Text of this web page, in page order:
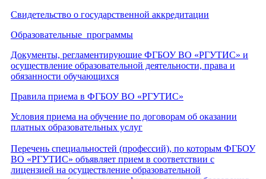
Свидетельство о государственной аккредитации
Образовательные программы
Документы, регламентирующие ФГБОУ ВО «РГУТИС» и
осуществление образовательной деятельности, права и
обязанности обучающихся
Правила приема в ФГБОУ ВО «РГУТИС»
Условия приема на обучение по договорам об оказании
платных образовательных услуг
Перечень специальностей (профессий), по которым ФГБОУ
ВО «РГУТИС» объявляет прием в соответствии с
лицензией на осуществление образовательной